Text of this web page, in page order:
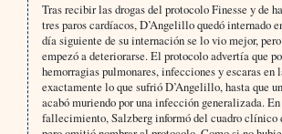
Tras recibir las drogas del protocolo Finesse y de
tres paros cardíacos, D’Angelillo quedó internado
día siguiente de su internación se lo vio mejor,
empezó a deteriorarse. El protocolo advertía que
hemorragias pulmonares, infecciones y escaras en
exactamente lo que sufrió D’Angelillo, hasta que
acabó muriendo por una infección generalizada.
fallecimiento, Salzberg informó del cuadro clínico